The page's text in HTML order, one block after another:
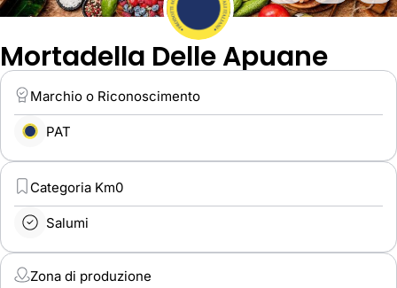
Mortadella Delle Apuane
Marchio o Riconoscimento
PAT
Categoria Km0
Salumi
Zona di produzione